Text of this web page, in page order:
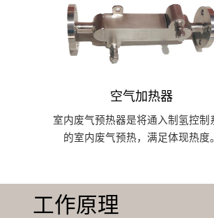
空气加热器
室内废气预热器是将通入制氢控制
的室内废气预热，满足体现热度。
工作原理